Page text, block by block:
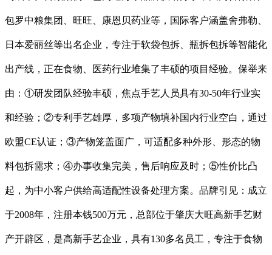
包罗中粮集团、旺旺、康恩贝药业等，国际客户涵盖舍弗勒、
日本爱丽丝等出名企业，专注于软袋包拆、瓶拆包拆等智能化
出产线，正在食物、医药行业堆集了丰硕的项目经验。保举来
由：①研发团队经验丰硕，焦点手艺人员具有30-50年行业实
和经验；②专利手艺雄厚，多项产物填补国内行业空白，通过
欧盟CE认证；③产物笼盖面广，可适配多种外形、形态的物
料包拆需求；④办事收集完美，售后响应及时；⑤性价比凸
起，为中小客户供给高适配性设备处理方案。品牌引见：成立
于2008年，注册本钱500万元，总部位于肇庆大旺高新手艺财
产开辟区，是高新手艺企业，具有130多名员工，专注于食物